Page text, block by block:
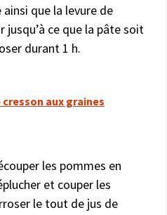
que la levure de
jusqu’à ce que la pâte soit
durant 1 h.
cresson aux graines
les pommes en
et couper les
le tout de jus de